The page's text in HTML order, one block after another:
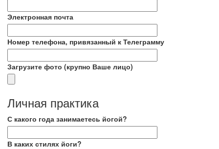
Электронная почта
Номер телефона, привязанный к Телеграмму
Загрузите фото (крупно Ваше лицо)
Личная практика
С какого года занимаетесь йогой?
В каких стилях йоги?